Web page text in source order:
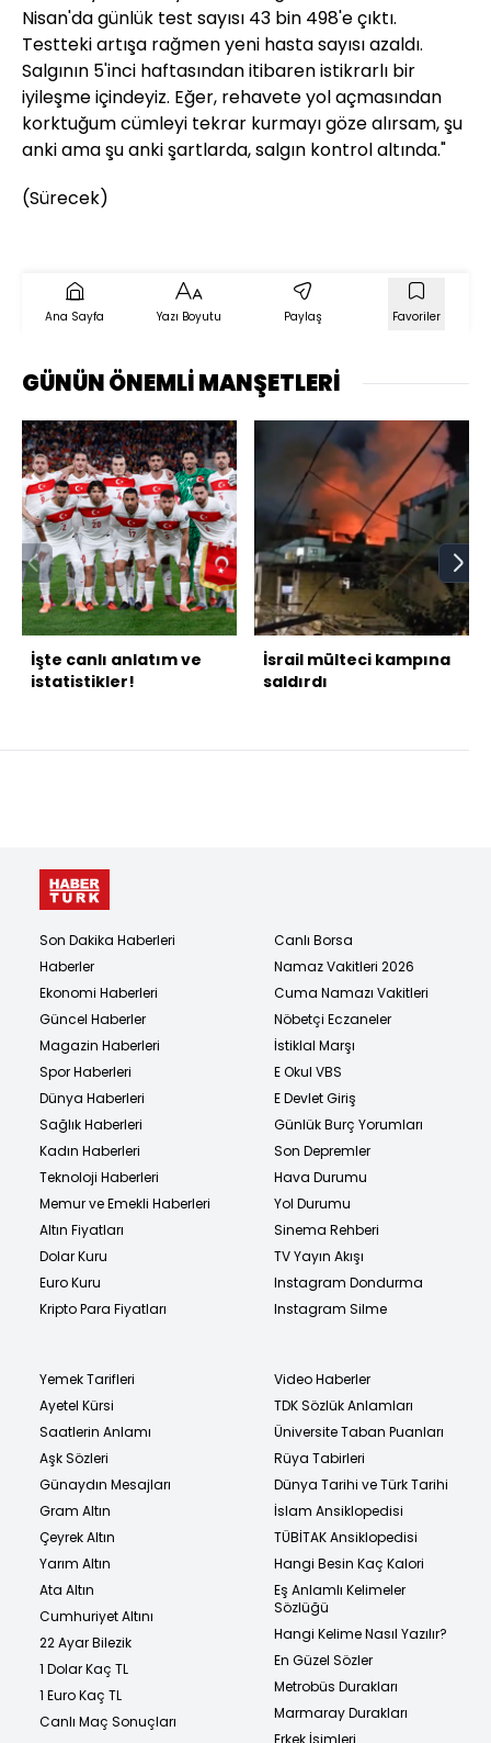
Nisan'da günlük test sayısı 43 bin 498'e çıktı.
Testteki artışa rağmen yeni hasta sayısı azaldı.
Salgının 5'inci haftasından itibaren istikrarlı bir
iyileşme içindeyiz. Eğer, rehavete yol açmasından
korktuğum cümleyi tekrar kurmayı göze alırsam, şu
anki ama şu anki şartlarda, salgın kontrol altında."
(Sürecek)
Ana Sayfa Yazı Boyutu Paylaş Favoriler
GÜNÜN ÖNEMLİ MANŞETLERİ
İşte canlı anlatım ve
istatistikler!
İsrail mülteci kampına
saldırdı
Son Dakika Haberleri
Haberler
Ekonomi Haberleri
Güncel Haberler
Magazin Haberleri
Spor Haberleri
Dünya Haberleri
Sağlık Haberleri
Kadın Haberleri
Teknoloji Haberleri
Memur ve Emekli Haberleri
Altın Fiyatları
Dolar Kuru
Euro Kuru
Kripto Para Fiyatları
Canlı Borsa
Namaz Vakitleri 2026
Cuma Namazı Vakitleri
Nöbetçi Eczaneler
İstiklal Marşı
E Okul VBS
E Devlet Giriş
Günlük Burç Yorumları
Son Depremler
Hava Durumu
Yol Durumu
Sinema Rehberi
TV Yayın Akışı
Instagram Dondurma
Instagram Silme
Yemek Tarifleri
Ayetel Kürsi
Saatlerin Anlamı
Aşk Sözleri
Günaydın Mesajları
Gram Altın
Çeyrek Altın
Yarım Altın
Ata Altın
Cumhuriyet Altını
22 Ayar Bilezik
1 Dolar Kaç TL
1 Euro Kaç TL
Canlı Maç Sonuçları
Video Haberler
TDK Sözlük Anlamları
Üniversite Taban Puanları
Rüya Tabirleri
Dünya Tarihi ve Türk Tarihi
İslam Ansiklopedisi
TÜBİTAK Ansiklopedisi
Hangi Besin Kaç Kalori
Eş Anlamlı Kelimeler
Sözlüğü
Hangi Kelime Nasıl Yazılır?
En Güzel Sözler
Metrobüs Durakları
Marmaray Durakları